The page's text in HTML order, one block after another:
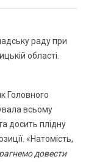
Головного
всьому
досить плідну
«Натомість,
довести